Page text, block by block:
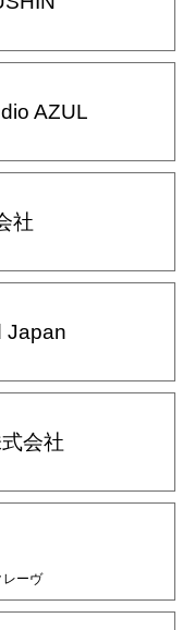
AZUL
社
Japan
会社
レーヴ